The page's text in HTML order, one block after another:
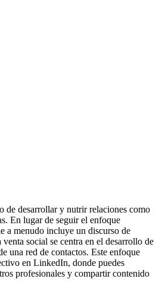
de desarrollar y nutrir relaciones como
En lugar de seguir el enfoque
a menudo incluye un discurso de
social se centra en el desarrollo de
una red de contactos. Este enfoque
en LinkedIn, donde puedes
profesionales y compartir contenido